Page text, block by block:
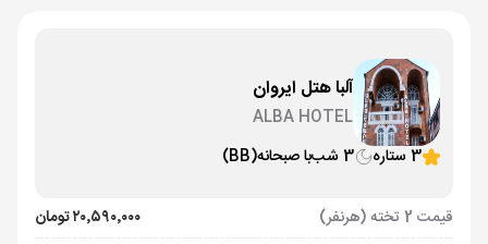
آلبا هتل ایروان
ALBA HOTEL
3 ستاره
3 شب با صبحانه(BB)
قیمت 2 تخته (هرنفر)
۲۰٬۵۹۰٬۰۰۰ تومان